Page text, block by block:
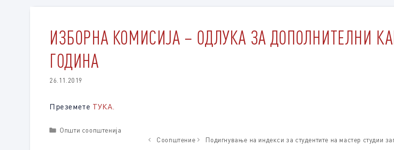
ИЗБОРНА КОМИСИЈА – ОДЛУКА ЗА ДОПОЛНИТЕЛНИ
ГОДИНА
26.11.2019
Преземете ТУКА.
Categories
Општи соопштенија
Соопштение
Подигнување на индекси за студентите на мастер студии